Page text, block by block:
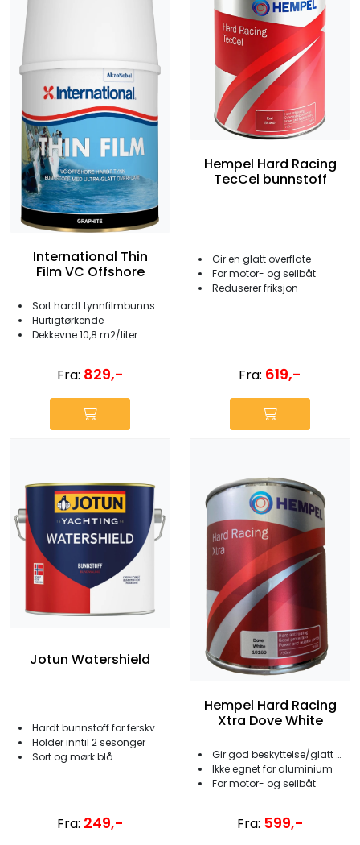
International Thin
Film VC Offshore
Sort hardt tynnfilmbunnstoff
Hurtigtørkende
Dekkevne 10,8 m2/liter
Fra: 829,-
Hempel Hard Racing
TecCel bunnstoff
Gir en glatt overflate
For motor- og seilbåt
Reduserer friksjon
Fra: 619,-
Jotun Watershield
Hardt bunnstoff for ferskvann
Holder inntil 2 sesonger
Sort og mørk blå
Fra: 249,-
Hempel Hard Racing
Xtra Dove White
Gir god beskyttelse/glatt finish
Ikke egnet for aluminium
For motor- og seilbåt
Fra: 599,-